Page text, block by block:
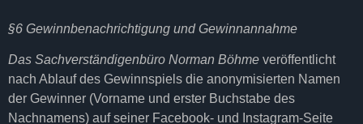
§6 Gewinnbenachrichtigung und Gewinnannahme
Das Sachverständigenbüro Norman Böhme veröffentlicht
nach Ablauf des Gewinnspiels die anonymisierten Namen
der Gewinner (Vorname und erster Buchstabe des
Nachnamens) auf seiner Facebook- und Instagram-Seite